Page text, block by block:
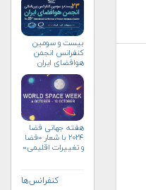
بیست و سومین
کنفرانس انجمن
هوافضای ايران
هفته جهانی فضا
۲۰۲۴ با شعار «فضا
و تغییرات اقلیمی»
کنفرانس‌ها